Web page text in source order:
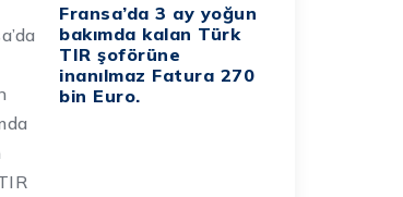
Fransa’da 3 ay yoğun
bakımda kalan Türk
TIR şoförüne
inanılmaz Fatura 270
bin Euro.